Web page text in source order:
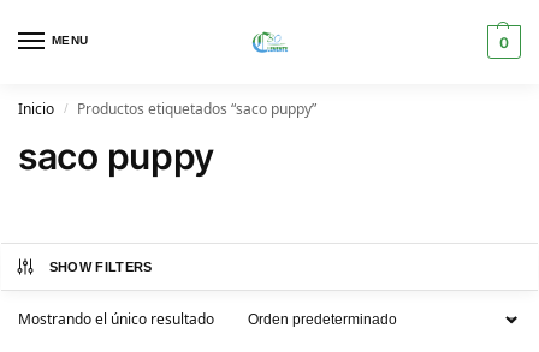
MENU 0
Inicio / Productos etiquetados “saco puppy”
saco puppy
SHOW FILTERS
Mostrando el único resultado